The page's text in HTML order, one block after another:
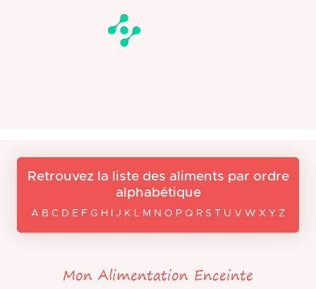
Retrouvez la liste des aliments par ordre
alphabétique
A B C D E F G H I J K L M N O P Q R S T U V W X Y Z
Mon Alimentation Enceinte